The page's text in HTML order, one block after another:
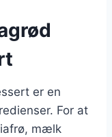
er en
For at
mælk